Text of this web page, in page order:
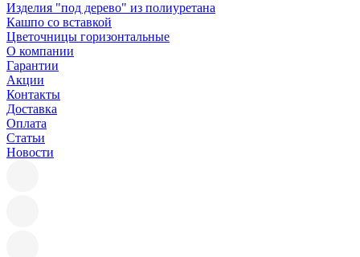
Изделия "под дерево" из полиуретана
Кашпо со вставкой
Цветочницы горизонтальные
О компании
Гарантии
Акции
Контакты
Доставка
Оплата
Статьи
Новости